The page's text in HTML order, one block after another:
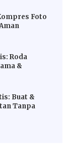
Foto
Roda
&
Buat &
Tanpa